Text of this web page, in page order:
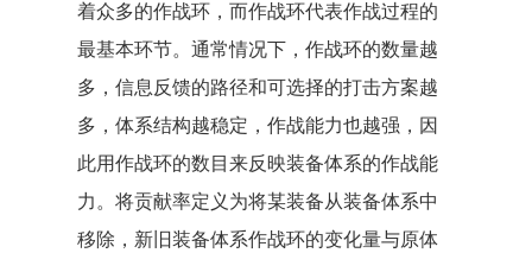
着众多的作战环，而作战环代表作战过程的
最基本环节。通常情况下，作战环的数量越
多，信息反馈的路径和可选择的打击方案越
多，体系结构越稳定，作战能力也越强，因
此用作战环的数目来反映装备体系的作战能
力。将贡献率定义为将某装备从装备体系中
移除，新旧装备体系作战环的变化量与原体